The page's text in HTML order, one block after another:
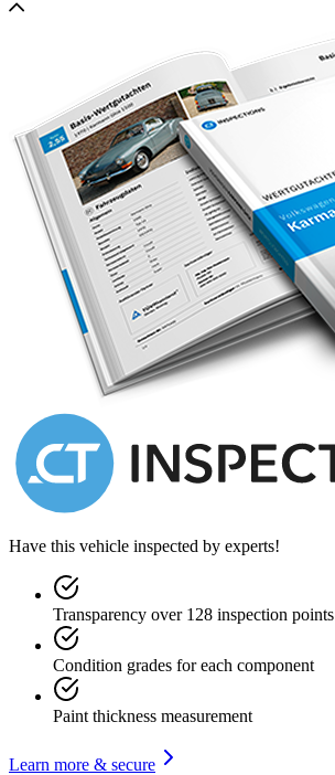
Have this vehicle inspected by experts!
Transparency over 128 inspection points
Condition grades for each component
Paint thickness measurement
Learn more & secure